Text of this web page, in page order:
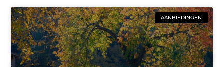
AANBIEDINGEN